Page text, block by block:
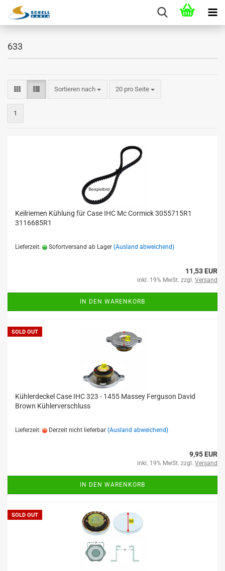
633
Sortieren nach 20 pro Seite
1
Keilriemen Kühlung für Case IHC Mc Cormick 3055715R1
3116685R1
Lieferzeit: Sofortversand ab Lager (Ausland abweichend)
11,53 EUR
inkl. 19% MwSt. zzgl. Versand
IN DEN WARENKORB
SOLD OUT
Kühlerdeckel Case IHC 323 - 1455 Massey Ferguson David
Brown Kühlerverschluss
Lieferzeit: Derzeit nicht lieferbar (Ausland abweichend)
9,95 EUR
inkl. 19% MwSt. zzgl. Versand
IN DEN WARENKORB
SOLD OUT